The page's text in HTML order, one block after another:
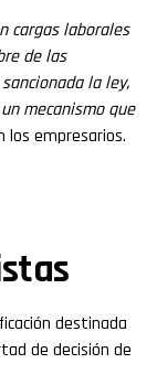
cargas laborales
de las
la ley,
mecanismo que
los empresarios.
destinada
de decisión de